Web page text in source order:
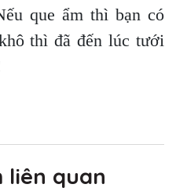
que ẩm thì bạn có
thì đã đến lúc tưới
liên quan